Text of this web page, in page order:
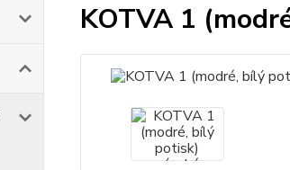
KOTVA 1